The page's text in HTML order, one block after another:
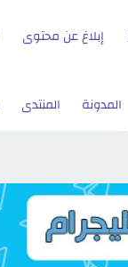
إبلاغ عن محتوى
المدونة المنتدى